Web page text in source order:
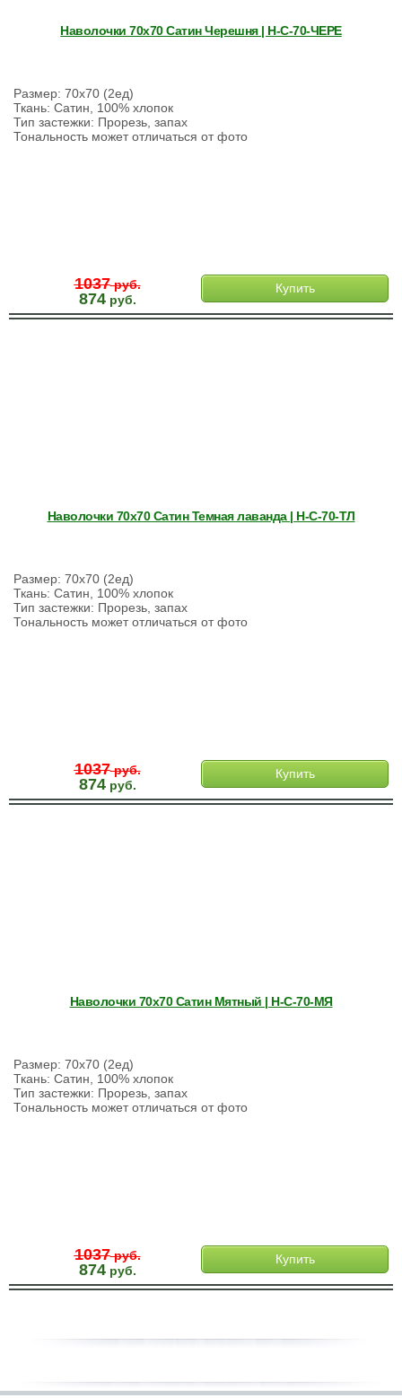
Наволочки 70х70 Сатин Черешня | Н-С-70-ЧЕРЕ
Размер: 70х70 (2ед)
Ткань: Сатин, 100% хлопок
Тип застежки: Прорезь, запах
Тональность может отличаться от фото
1037руб.
874руб.
Купить
Наволочки 70х70 Сатин Темная лаванда | Н-С-70-ТЛ
Размер: 70х70 (2ед)
Ткань: Сатин, 100% хлопок
Тип застежки: Прорезь, запах
Тональность может отличаться от фото
1037руб.
874руб.
Купить
Наволочки 70х70 Сатин Мятный | Н-С-70-МЯ
Размер: 70х70 (2ед)
Ткань: Сатин, 100% хлопок
Тип застежки: Прорезь, запах
Тональность может отличаться от фото
1037руб.
874руб.
Купить